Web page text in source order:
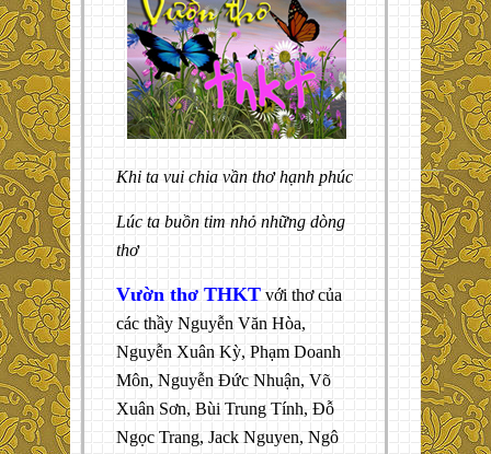
Khi ta vui chia vần thơ hạnh phúc
Lúc ta buồn tim nhỏ những dòng
thơ
Vườn thơ THKT với thơ của
các thầy Nguyễn Văn Hòa,
Nguyễn Xuân Kỳ, Phạm Doanh
Môn, Nguyễn Đức Nhuận, Võ
Xuân Sơn, Bùi Trung Tính, Đỗ
Ngọc Trang, Jack Nguyen, Ngô